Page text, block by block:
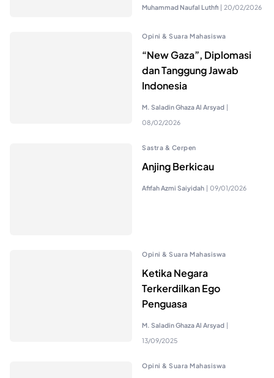
Muhammad Naufal Luthfi | 20/02/2026
Opini & Suara Mahasiswa
“New Gaza”, Diplomasi
dan Tanggung Jawab
Indonesia
M. Saladin Ghaza Al Arsyad |
08/02/2026
Sastra & Cerpen
Anjing Berkicau
Afifah Azmi Saiyidah | 09/01/2026
Opini & Suara Mahasiswa
Ketika Negara
Terkerdilkan Ego
Penguasa
M. Saladin Ghaza Al Arsyad |
13/09/2025
Opini & Suara Mahasiswa